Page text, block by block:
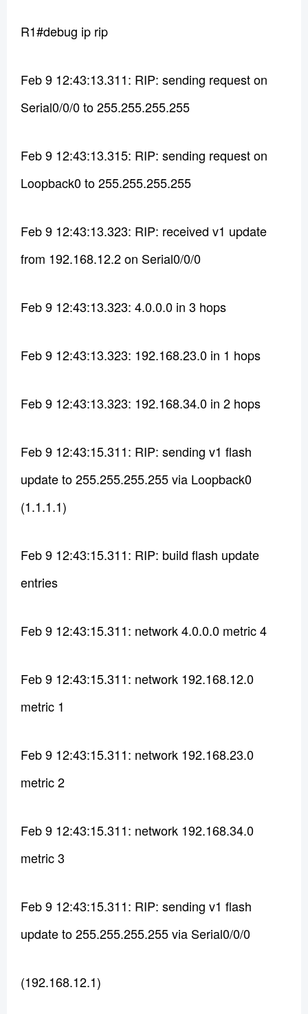
R1#debug ip rip
Feb 9 12:43:13.311: RIP: sending request on
Serial0/0/0 to 255.255.255.255
Feb 9 12:43:13.315: RIP: sending request on
Loopback0 to 255.255.255.255
Feb 9 12:43:13.323: RIP: received v1 update
from 192.168.12.2 on Serial0/0/0
Feb 9 12:43:13.323: 4.0.0.0 in 3 hops
Feb 9 12:43:13.323: 192.168.23.0 in 1 hops
Feb 9 12:43:13.323: 192.168.34.0 in 2 hops
Feb 9 12:43:15.311: RIP: sending v1 flash
update to 255.255.255.255 via Loopback0
(1.1.1.1)
Feb 9 12:43:15.311: RIP: build flash update
entries
Feb 9 12:43:15.311: network 4.0.0.0 metric 4
Feb 9 12:43:15.311: network 192.168.12.0
metric 1
Feb 9 12:43:15.311: network 192.168.23.0
metric 2
Feb 9 12:43:15.311: network 192.168.34.0
metric 3
Feb 9 12:43:15.311: RIP: sending v1 flash
update to 255.255.255.255 via Serial0/0/0
(192.168.12.1)